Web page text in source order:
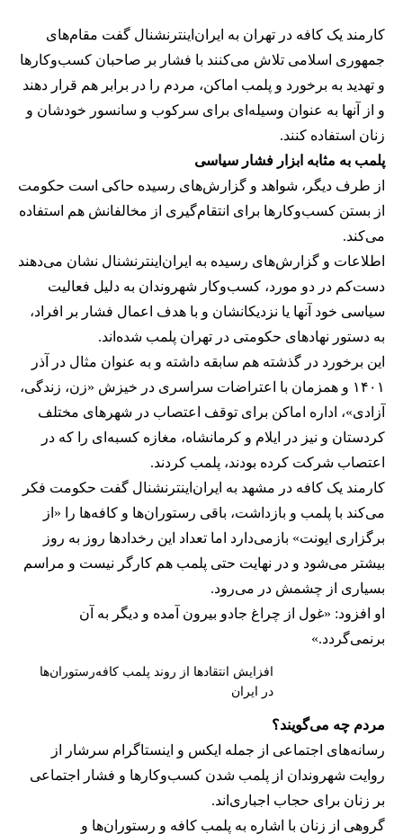
کارمند یک کافه در تهران به ایران‌اینترنشنال گفت مقام‌های
جمهوری اسلامی تلاش می‌کنند با فشار بر صاحبان کسب‌وکارها
و تهدید به برخورد و پلمب اماکن، مردم را در برابر هم قرار دهند
و از آنها به عنوان وسیله‌ای برای سرکوب و سانسور خودشان و
زنان استفاده کنند.
پلمب به مثابه ابزار فشار سیاسی
از طرف دیگر، شواهد و گزارش‌های رسیده حاکی است حکومت
از بستن کسب‌وکارها برای انتقام‌گیری از مخالفانش هم استفاده
می‌کند.
اطلاعات و گزارش‌های رسیده به ایران‌اینترنشنال نشان می‌دهند
دست‌کم در دو مورد، کسب‌وکار شهروندان به دلیل فعالیت
سیاسی خود آنها یا نزدیکانشان و با هدف اعمال فشار بر افراد،
به دستور نهادهای حکومتی در تهران پلمب شده‌اند.
این برخورد در گذشته هم سابقه داشته و به عنوان مثال در آذر
۱۴۰۱ و همزمان با اعتراضات سراسری در خیزش «زن، زندگی،
آزادی»، اداره اماکن برای توقف اعتصاب در شهرهای مختلف
کردستان و نیز در ایلام و کرمانشاه، مغازه کسبه‌ای را که در
اعتصاب شرکت کرده بودند، پلمب کردند.
کارمند یک کافه در مشهد به ایران‌اینترنشنال گفت حکومت فکر
می‌کند با پلمب و بازداشت، باقی رستوران‌ها و کافه‌ها را «از
برگزاری ایونت» بازمی‌دارد اما تعداد این رخدادها روز به روز
بیشتر می‌شود و در نهایت حتی پلمب هم کارگر نیست و مراسم
بسیاری از چشمش در می‌رود.
او افزود: «غول از چراغ جادو بیرون آمده و دیگر به آن
برنمی‎‌گردد.»
افزایش انتقادها از روند پلمب کافه‌رستوران‌ها
در ایران
مردم چه می‌گویند؟
رسانه‎‌های اجتماعی از جمله ایکس و اینستاگرام سرشار از
روایت شهروندان از پلمب شدن کسب‌وکارها و فشار اجتماعی
بر زنان برای حجاب اجباری‌اند.
گروهی از زنان با اشاره به پلمب کافه و رستوران‌ها و